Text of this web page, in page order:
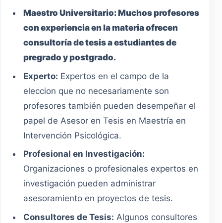
MaestroUniversitario:Muchos profesores
con experiencia en la materia ofrecen
consultoría de tesis a estudiantes de
pregrado y postgrado.
Experto: Expertos en el campo de la
eleccion que no necesariamente son
profesores también pueden desempeñar el
papel de Asesor en Tesis en Maestría en
Intervención Psicológica.
Profesional en Investigación:
Organizaciones o profesionales expertos en
investigación pueden administrar
asesoramiento en proyectos de tesis.
Consultores de Tesis: Algunos consultores